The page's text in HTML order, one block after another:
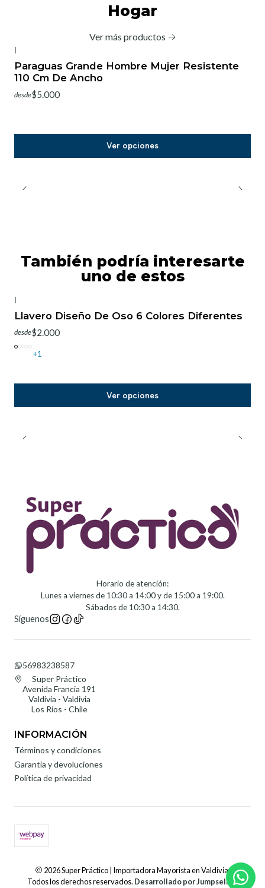
Hogar
Ver más productos
|
Paraguas Grande Hombre Mujer Resistente
110 Cm De Ancho
desde$5.000
Ver opciones
También podría interesarte
uno de estos
OFF
|
Llavero Diseño De Oso 6 Colores Diferentes
desde$2.000
+1
Ver opciones
Horario de atención:
Lunes a viernes de 10:30 a 14:00 y de 15:00 a 19:00.
Sábados de 10:30 a 14:30.
Síguenos
56983238587
Super Práctico
Avenida Francia 191
Valdivia - Valdivia
Los Ríos - Chile
INFORMACIÓN
Términos y condiciones
Garantía y devoluciones
Política de privacidad
2026 Super Práctico | Importadora Mayorista en Valdivia.
Todos los derechos reservados. Desarrollado por Jumpseller.